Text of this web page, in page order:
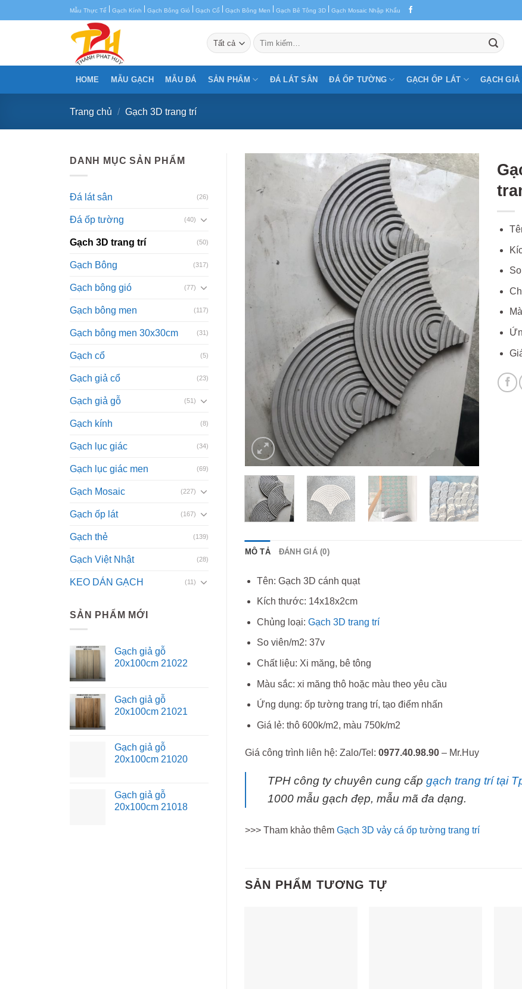
đến
Mẫu Thực Tế | Gạch Kính | Gạch Bông Gió | Gạch Cổ | Gạch Bông Men | Gạch Bê Tông 3D | Gạch Mosaic Nhập Khẩu
Tìm
kiếm:
HOME MẪU GẠCH MẪU ĐÁ SẢN PHẨM ĐÁ LÁT SÂN ĐÁ ỐP TƯỜNG GẠCH ỐP LÁT GẠCH GIẢ
Trang chủ / Gạch 3D trang trí
DANH MỤC SẢN PHẨM
Đá lát sân (26)
Đá ốp tường (40)
Gạch 3D trang trí (50)
Gạch Bông (317)
Gạch bông gió (77)
Gạch bông men (117)
Gạch bông men 30x30cm (31)
Gạch cổ (5)
Gạch giả cổ (23)
Gạch giả gỗ (51)
Gạch kính (8)
Gạch lục giác (34)
Gạch lục giác men (69)
Gạch Mosaic (227)
Gạch ốp lát (167)
Gạch thẻ (139)
Gạch Việt Nhật (28)
KEO DÁN GẠCH (11)
SẢN PHẨM MỚI
Gạch giả gỗ
20x100cm 21022
Gạch giả gỗ
20x100cm 21021
Gạch giả gỗ
20x100cm 21020
Gạch giả gỗ
20x100cm 21018
MÔ TẢ ĐÁNH GIÁ (0)
Tên: Gạch 3D cánh quạt
Kích thước: 14x18x2cm
Chủng loại:Gạch 3D trang trí
So viên/m2: 37v
Chất liệu: Xi măng, bê tông
Màu sắc: xi măng thô hoặc màu theo yêu cầu
Ứng dụng: ốp tường trang trí, tạo điểm nhấn
Giá lẻ: thô 600k/m2, màu 750k/m2
Giá công trình liên hệ: Zalo/Tel: 0977.40.98.90– Mr.Huy
TPH công ty chuyên cung cấp gạch trang trí tại
1000 mẫu gạch đẹp, mẫu mã đa dạng.
>>> Tham khảo thêm Gạch 3D vảy cá ốp tường trang trí
SẢN PHẨM TƯƠNG TỰ